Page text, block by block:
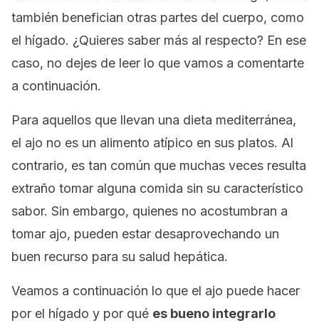
también benefician otras partes del cuerpo, como
el hígado. ¿Quieres saber más al respecto? En ese
caso, no dejes de leer lo que vamos a comentarte
a continuación.
Para aquellos que llevan una dieta mediterránea,
el ajo no es un alimento atípico en sus platos. Al
contrario, es tan común que muchas veces resulta
extraño tomar alguna comida sin su característico
sabor. Sin embargo, quienes no acostumbran a
tomar ajo, pueden estar desaprovechando un
buen recurso para su salud hepática.
Veamos a continuación lo que el ajo puede hacer
por el hígado y por qué es bueno integrarlo